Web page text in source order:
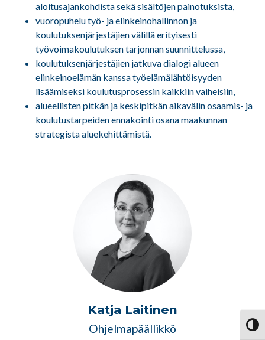
aloitusajankohdista sekä sisältöjen painotuksista,
vuoropuhelu työ- ja elinkeinohallinnon ja
koulutuksenjärjestäjien välillä erityisesti
työvoimakoulutuksen tarjonnan suunnittelussa,
koulutuksenjärjestäjien jatkuva dialogi alueen
elinkeinoelämän kanssa työelämälähtöisyyden
lisäämiseksi koulutusprosessin kaikkiin vaiheisiin,
alueellisten pitkän ja keskipitkän aikavälin osaamis- ja
koulutustarpeiden ennakointi osana maakunnan
strategista aluekehittämistä.
Katja Laitinen
Ohjelmapäällikkö